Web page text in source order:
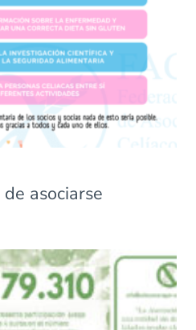
asociarse